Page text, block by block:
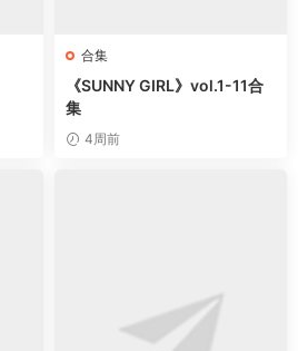
合集
《SUNNY GIRL》vol.1-11合
集
4周前